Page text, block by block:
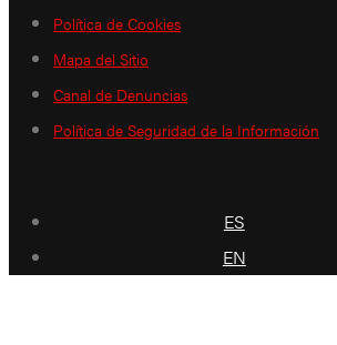
Política de Cookies
Mapa del Sitio
Canal de Denuncias
Política de Seguridad de la Información
ES
EN